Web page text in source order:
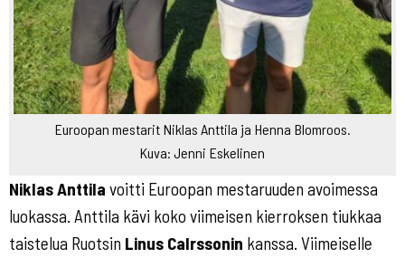
Euroopan mestarit Niklas Anttila ja Henna Blomroos.
Kuva: Jenni Eskelinen
Niklas Anttila voitti Euroopan mestaruuden avoimessa
luokassa. Anttila kävi koko viimeisen kierroksen tiukkaa
taistelua Ruotsin Linus Calrssonin kanssa. Viimeiselle